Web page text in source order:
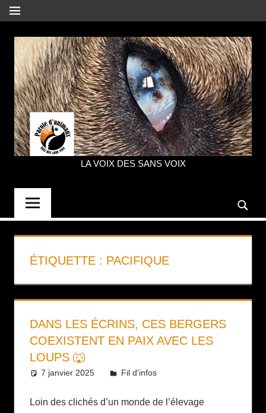
Aller
au
contenu
MENU
PAROLE
LA VOIX DES SANS VOIX
ÉTIQUETTE : PACIFIQUE
DANS LES ÉCRINS, CES BERGERS
COEXISTENT EN PAIX AVEC LES
LOUPS 🐺
7 janvier 2025 Daniel
Fil d'infos
Loin des clichés d’un monde de l’élevage